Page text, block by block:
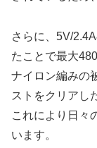
さらに、5V/
たことで最大
ナイロン編みの
ストをクリアし
これにより日々
います。